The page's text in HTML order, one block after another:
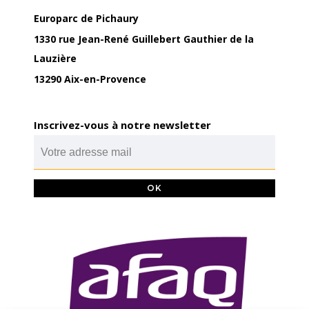
Europarc de Pichaury
1330 rue Jean-René Guillebert Gauthier de la
Lauzière
13290 Aix-en-Provence
Inscrivez-vous à notre newsletter